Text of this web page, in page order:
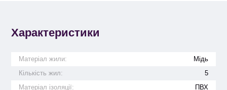
Характеристики
Матеріал жили:
Мідь
Кількість жил:
5
Матеріал ізоляції:
ПВХ